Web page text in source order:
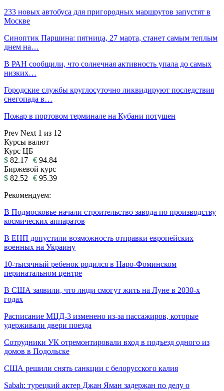
233 новых автобуса для пригородных маршрутов запустят в
Москве
Синоптик Паршина: пятница, 27 марта, станет самым теплым
днем на…
В РАН сообщили, что солнечная активность упала до самых
низких…
Городские службы круглосуточно ликвидируют последствия
снегопада в…
Пожар в портовом терминале на Кубани потушен
Prev Next 1 из 12
Курсы валют
Курс ЦБ
$ 82.17 € 94.84
Биржевой курс
$ 82.52 € 95.39
Рекомендуем:
В Подмосковье начали строительство завода по производству
космических аппаратов
В ЕНП допустили возможность отправки европейских
военных на Украину
10‑тысячный ребенок родился в Наро‑Фоминском
перинатальном центре
В США заявили, что люди смогут жить на Луне в 2030-х
годах
Расписание МЦД-3 изменено из-за пассажиров, которые
удерживали двери поезда
Сотрудники УК отремонтировали вход в подъезд одного из
домов в Подольске
США решили снять санкции с белорусского калия
Sabah: турецкий актер Джан Яман задержан по делу о